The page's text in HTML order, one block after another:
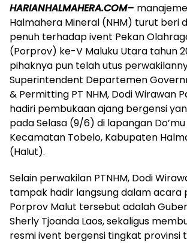
HARIANHALMAHERA.COM–
Halmahera Mineral (NHM) turut beri
penuh terhadap ivent Pekan
(Porprov) ke-V Maluku Utara tahun
pihaknya pun telah utus
Superintendent Departemen
& Permitting PT NHM, Dodi Wirawan
hadiri pembukaan ajang bergensi
pada Selasa (9/6) di lapangan
Kecamatan Tobelo, Kabupaten
(Halut).
Selain perwakilan PTNHM, Dodi
tampak hadir langsung dalam acara
Porprov Malut tersebut adalah
Sherly Tjoanda Laos, sekaligus
resmi ivent bergensi tingkat provinsi